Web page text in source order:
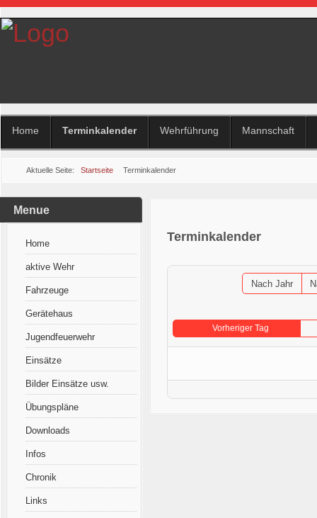
Home Terminkalender Wehrführung Mannschaft
Aktuelle Seite: Startseite Terminkalender
Menue
Home
aktive Wehr
Fahrzeuge
Gerätehaus
Jugendfeuerwehr
Einsätze
Bilder Einsätze usw.
Übungspläne
Downloads
Infos
Chronik
Links
Terminkalender
Nach Jahr
Vorheriger Tag